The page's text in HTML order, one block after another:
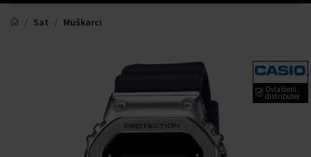
mjestu
Sat
Muškarci
Ovlašteni
distributer